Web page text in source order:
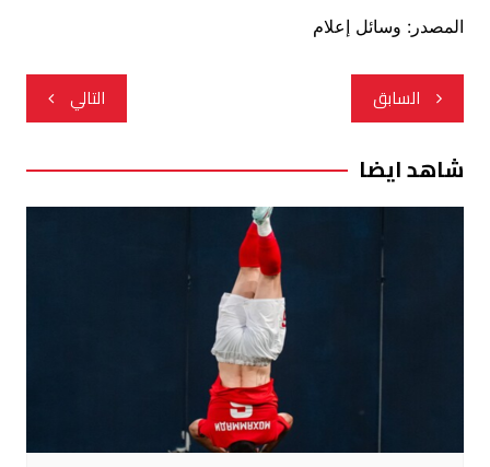
المصدر: وسائل إعلام
تصفّح
المقالات
السابق التالي
شاهد ايضا